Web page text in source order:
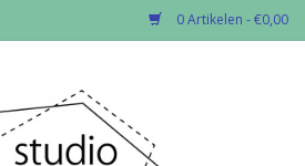
0 Artikelen - €0,00